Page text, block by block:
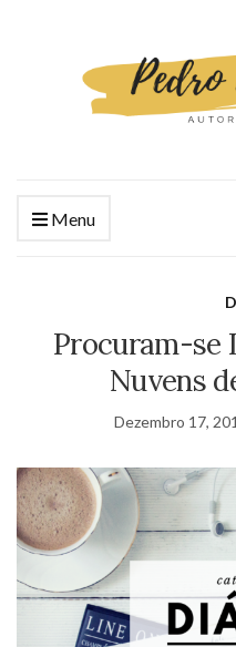
Menu
Procuram-se
Nuvens
Dezembro 17,